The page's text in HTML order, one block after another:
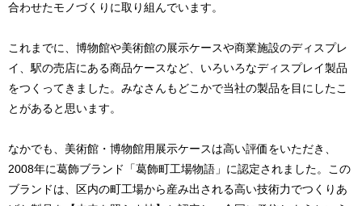
合わせたモノづくりに取り組んでいます。
これまでに、博物館や美術館の展示ケースや商業施設のディスプレ
イ、駅の売店にある商品ケースなど、いろいろなディスプレイ製品
をつくってきました。みなさんもどこかで当社の製品を目にしたこ
とがあると思います。
なかでも、美術館・博物館用展示ケースは高い評価をいただき、
2008年に葛飾ブランド「葛飾町工場物語」に認定されました。この
ブランドは、区内の町工場から産み出される高い技術力でつくりあ